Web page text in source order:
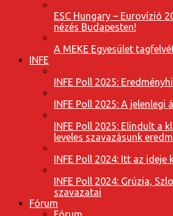
ESC Hungary – Eurovízió
nézés Budapesten!
A MEKE Egyesület
INFE
INFE Poll 2025:
INFE Poll 2025: A jelenlegi
INFE Poll 2025: Elindult a
leveles szavazásunk
INFE Poll 2024: Itt az
INFE Poll 2024: Grúzia,
szavazatai
Fórum